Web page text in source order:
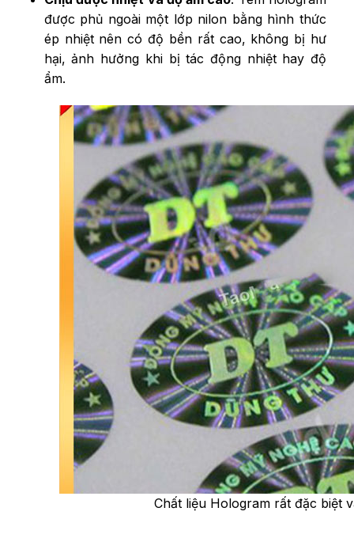
được phủ ngoài một lớp nilon bằng hình thức
ép nhiệt nên có độ bền rất cao, không bị hư
hại, ảnh hưởng khi bị tác động nhiệt hay độ
ẩm.
Chất liệu Hologram rất đặc biệt